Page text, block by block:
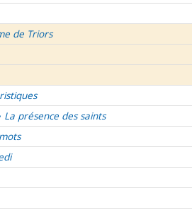
de Triors
La présence des saints